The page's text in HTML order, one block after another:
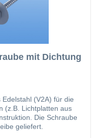
mit Dichtung
(V2A) für die
(z.B. Lichtplatten aus
Die Schraube
geliefert.